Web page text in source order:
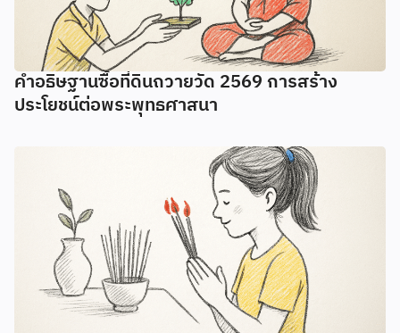
คำอธิษฐานซื้อที่ดินถวายวัด 2569 การสร้าง
ประโยชน์ต่อพระพุทธศาสนา